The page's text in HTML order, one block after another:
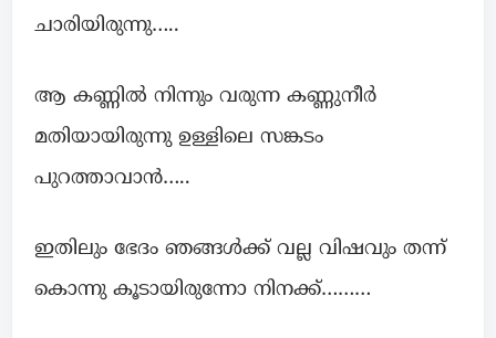
ചാരിയിരുന്നു…..
ആ കണ്ണിൽ നിന്നും വരുന്ന കണ്ണുനീർ
മതിയായിരുന്നു ഉള്ളിലെ സങ്കടം
പുറത്താവാൻ…..
ഇതിലും ഭേദം ഞങ്ങൾക്ക് വല്ല വിഷവും തന്ന്
കൊന്നു കൂടായിരുന്നോ നിനക്ക്………